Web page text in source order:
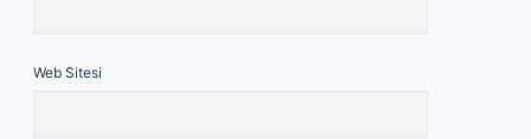
Web Sitesi